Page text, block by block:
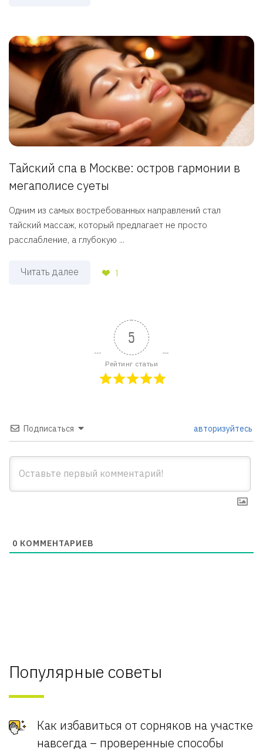
Тайский спа в Москве: остров гармонии в
мегаполисе суеты
Одним из самых востребованных направлений стал
тайский массаж, который предлагает не просто
расслабление, а глубокую ...
Читать далее 1
5
Рейтинг статьи
Подписаться авторизуйтесь
0 КОММЕНТАРИЕВ
Популярные советы
Как избавиться от сорняков на участке
навсегда – проверенные способы